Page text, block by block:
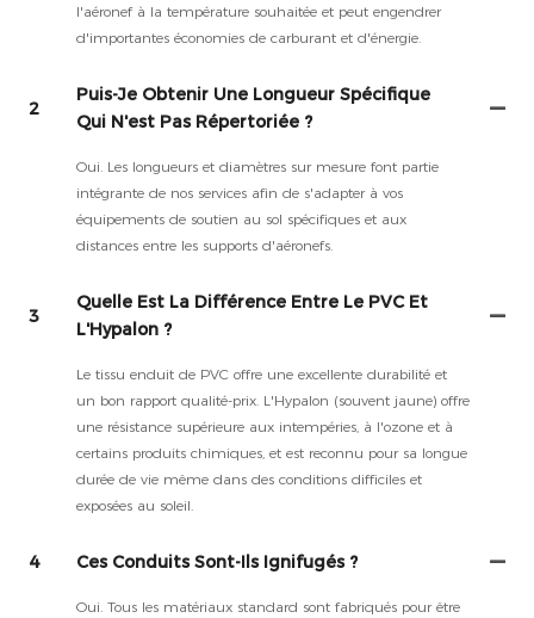
l'aéronef à la température souhaitée et peut engendrer
d'importantes économies de carburant et d'énergie.
2
Puis-Je Obtenir Une Longueur Spécifique
Qui N'est Pas Répertoriée ?
Oui. Les longueurs et diamètres sur mesure font partie
intégrante de nos services afin de s'adapter à vos
équipements de soutien au sol spécifiques et aux
distances entre les supports d'aéronefs.
3
Quelle Est La Différence Entre Le PVC Et
L'Hypalon ?
Le tissu enduit de PVC offre une excellente durabilité et
un bon rapport qualité-prix. L'Hypalon (souvent jaune) offre
une résistance supérieure aux intempéries, à l'ozone et à
certains produits chimiques, et est reconnu pour sa longue
durée de vie même dans des conditions difficiles et
exposées au soleil.
4 Ces Conduits Sont-Ils Ignifugés ?
Oui. Tous les matériaux standard sont fabriqués pour être